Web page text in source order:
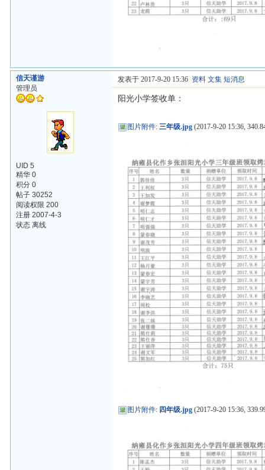
信天谨游
管理员
UID 5
精华 0
积分 0
帖子 30252
阅读权限 200
注册 2007-4-3
状态 离线
发表于 2017-9-20 15:36 资料 文集 短消息
阳光小学签收单：
图片附件:三年级.jpg (2017-9-20 15:36,
图片附件: 四年级.jpg (2017-9-20 15:36,